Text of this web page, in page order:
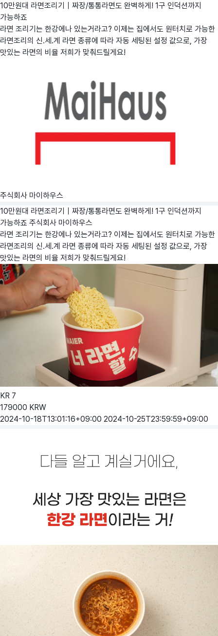
10만원대 라면조리기｜짜장/통통라면도 완벽하게! 1구 인덕션까지
가능하죠
라면 조리기는 한강에나 있는거라고? 이제는 집에서도 원터치로 가능한
라면조리의 신.세.계 라면 종류에 따라 자동 세팅된 설정 값으로, 가장
맛있는 라면의 비율 저희가 맞춰드릴게요!
주식회사 마이하우스
10만원대 라면조리기｜짜장/통통라면도 완벽하게! 1구 인덕션까지
가능하죠 주식회사 마이하우스
라면 조리기는 한강에나 있는거라고? 이제는 집에서도 원터치로 가능한
라면조리의 신.세.계 라면 종류에 따라 자동 세팅된 설정 값으로, 가장
맛있는 라면의 비율 저희가 맞춰드릴게요!
KR 7
179000 KRW
2024-10-18T13:01:16+09:00 2024-10-25T23:59:59+09:00